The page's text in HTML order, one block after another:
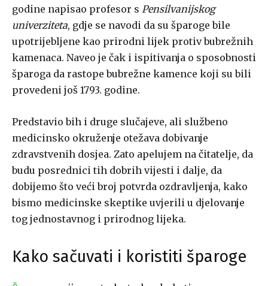
godine napisao profesor s Pensilvanijskog
univerziteta, gdje se navodi da su šparoge bile
upotrijebljene kao prirodni lijek protiv bubrežnih
kamenaca. Naveo je čak i ispitivanja o sposobnosti
šparoga da rastope bubrežne kamence koji su bili
provedeni još 1793. godine.
Predstavio bih i druge slučajeve, ali službeno
medicinsko okruženje otežava dobivanje
zdravstvenih dosjea. Zato apelujem na čitatelje, da
budu posrednici tih dobrih vijesti i dalje, da
dobijemo što veći broj potvrda ozdravljenja, kako
bismo medicinske skeptike uvjerili u djelovanje
tog jednostavnog i prirodnog lijeka.
Kako sačuvati i koristiti šparoge